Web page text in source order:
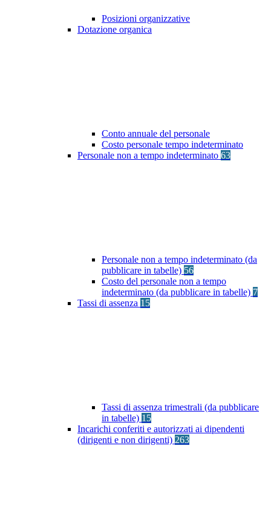
Posizioni organizzative
Dotazione organica
Conto annuale del personale
Costo personale tempo indeterminato
Personale non a tempo indeterminato 63
Personale non a tempo indeterminato (da
pubblicare in tabelle) 56
Costo del personale non a tempo
indeterminato (da pubblicare in tabelle) 7
Tassi di assenza 15
Tassi di assenza trimestrali (da pubblicare
in tabelle) 15
Incarichi conferiti e autorizzati ai dipendenti
(dirigenti e non dirigenti) 263